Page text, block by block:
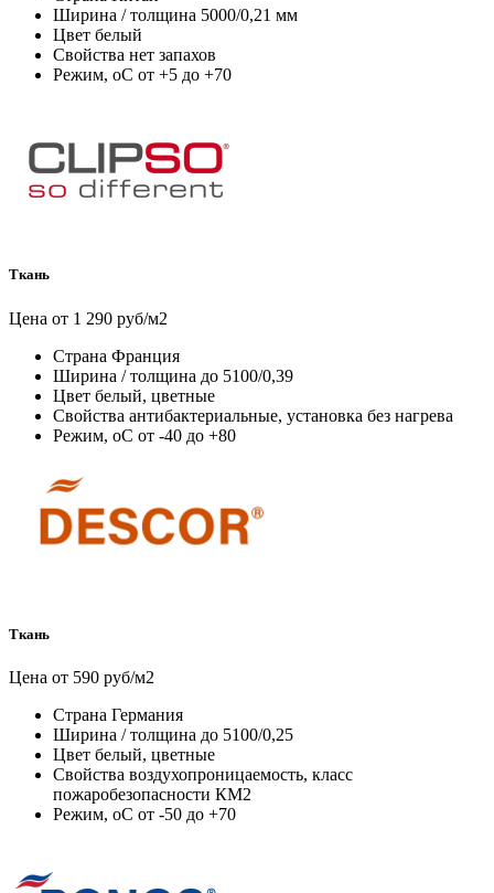
Ширина / толщина 5000/0,21 мм
Цвет белый
Свойства нет запахов
Режим, оС от +5 до +70
Ткань
Цена от 1 290 руб/м2
Страна Франция
Ширина / толщина до 5100/0,39
Цвет белый, цветные
Свойства антибактериальные, установка без нагрева
Режим, оС от -40 до +80
Ткань
Цена от 590 руб/м2
Страна Германия
Ширина / толщина до 5100/0,25
Цвет белый, цветные
Свойства воздухопроницаемость, класс
пожаробезопасности КМ2
Режим, оС от -50 до +70